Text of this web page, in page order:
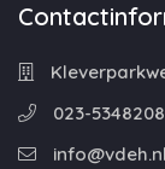
023-5348208
info@vdeh.nl